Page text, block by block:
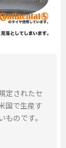
定されたセ
国で生産す
ものです。